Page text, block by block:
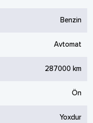
Benzin
Avtomat
287000 km
Ön
Yoxdur